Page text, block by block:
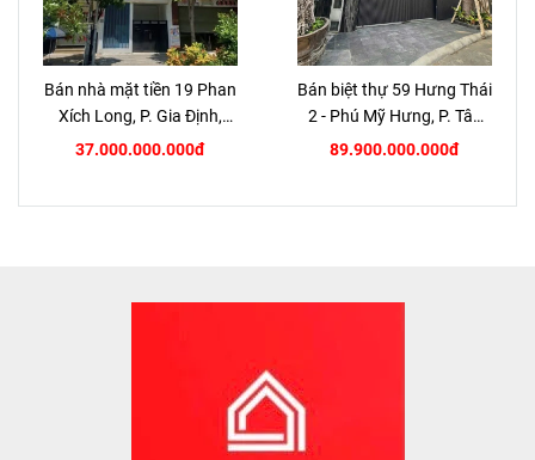
Bán nhà mặt tiền 19 Phan
Xích Long, P. Gia Định,
TP.HCM
37.000.000.000đ
Bán biệt thự 59 Hưng Thái
2 - Phú Mỹ Hưng, P. Tân
Hưng, Quận 7
89.900.000.000đ